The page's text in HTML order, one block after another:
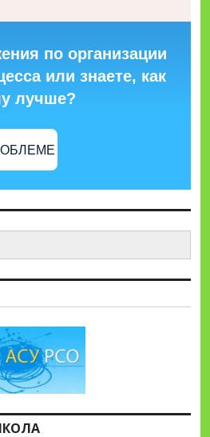
по организации
или знаете, как
лучше?